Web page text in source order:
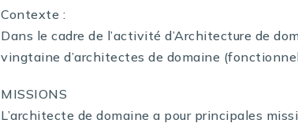
Contexte :
Dans le cadre de l’activité d’Architecture de
vingtaine d’architectes de domaine
MISSIONS
L’architecte de domaine a pour principales